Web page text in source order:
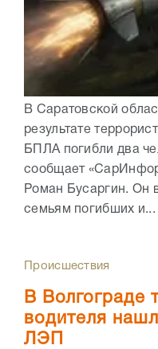
В Саратовской
результате
БПЛА погибли два
сообщает
Роман Бусаргин. Он
семьям погибших и...
Происшествия
В Волгограде
водителя
ЛЭП